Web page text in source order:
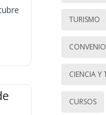
TURISMO
CIENCIA Y
CURSOS